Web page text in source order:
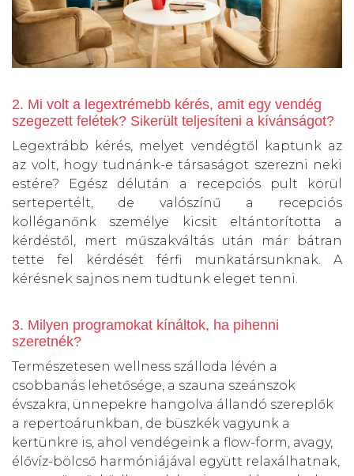
2. Mi volt a legextrémebb kérés, amit egy vendég
szegezett felétek? Sikerült teljesíteni a kívánságot?
Legextrább kérés, melyet vendégtől kaptunk az
az volt, hogy tudnánk-e társaságot szerezni neki
estére? Egész délután a recepciós pult körül
sertepertélt, de valószínű a recepciós
kolléganőnk személye kicsit eltántorította a
kérdéstől, mert műszakváltás után már bátran
tette fel kérdését férfi munkatársunknak. A
kérésnek sajnos nem tudtunk eleget tenni.
3. Milyen programokat kínáltok, ha pihenni
szeretnék?
Természetesen wellness szálloda lévén a
csobbanás lehetősége, a szauna szeánszok
évszakra, ünnepekre hangolva állandó szereplők
a repertoárunkban, de büszkék vagyunk a
kertünkre is, ahol vendégeink a flow-form, avagy,
élővíz-bölcső harmóniájával együtt relaxálhatnak,